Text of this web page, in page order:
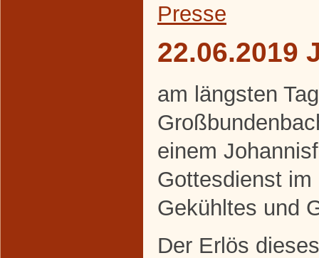
Presse
22.06.2019
am längsten
einem
Gottesdienst
Gekühltes und
Der Erlös